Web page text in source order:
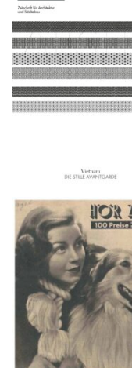
ARCH+ Nr. 226,
2016
HÖR ZU! – 1949,
NUMMER 10,
vom 27. Februar
März